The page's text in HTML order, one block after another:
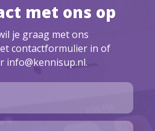
met ons op
je graag met ons
contactformulier in of
info@kennisup.nl.